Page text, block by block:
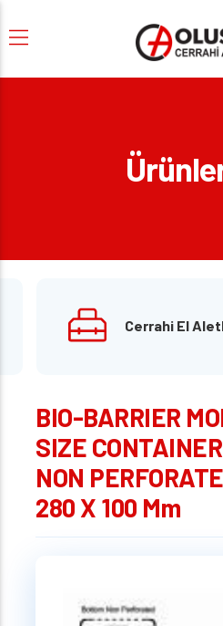
Cerrahi El
BIO-BARRIER
SIZE
NON
280 X 100 Mm